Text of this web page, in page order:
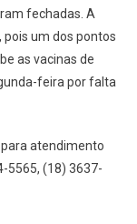
fechadas. A
um dos pontos
as vacinas de
feira por falta
atendimento
5565, (18) 3637-